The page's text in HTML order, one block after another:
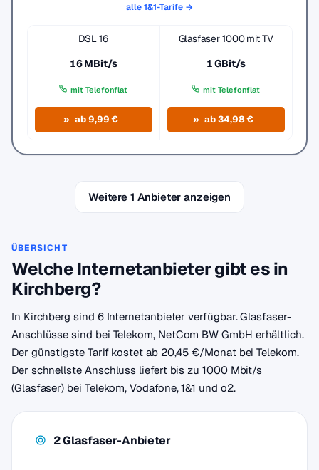
alle 1&1-Tarife →
DSL 16
16 MBit/s
mit Telefonflat
ab 9,99 €
Glasfaser 1000 mit TV
1 GBit/s
mit Telefonflat
ab 34,98 €
Weitere 1 Anbieter anzeigen
ÜBERSICHT
Welche Internetanbieter gibt es in
Kirchberg?
In Kirchberg sind 6 Internetanbieter verfügbar. Glasfaser-
Anschlüsse sind bei Telekom, NetCom BW GmbH erhältlich.
Der günstigste Tarif kostet ab 20,45 €/Monat bei Telekom.
Der schnellste Anschluss liefert bis zu 1000 Mbit/s
(Glasfaser) bei Telekom, Vodafone, 1&1 und o2.
2 Glasfaser-Anbieter